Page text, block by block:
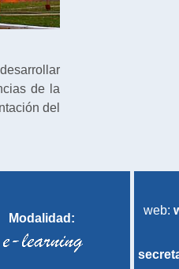
de la
del
Modalidad:
web: